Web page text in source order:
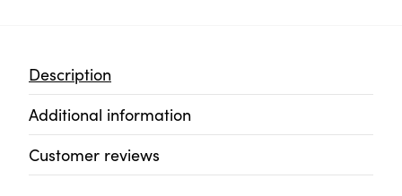
Description
Additional information
Customer reviews